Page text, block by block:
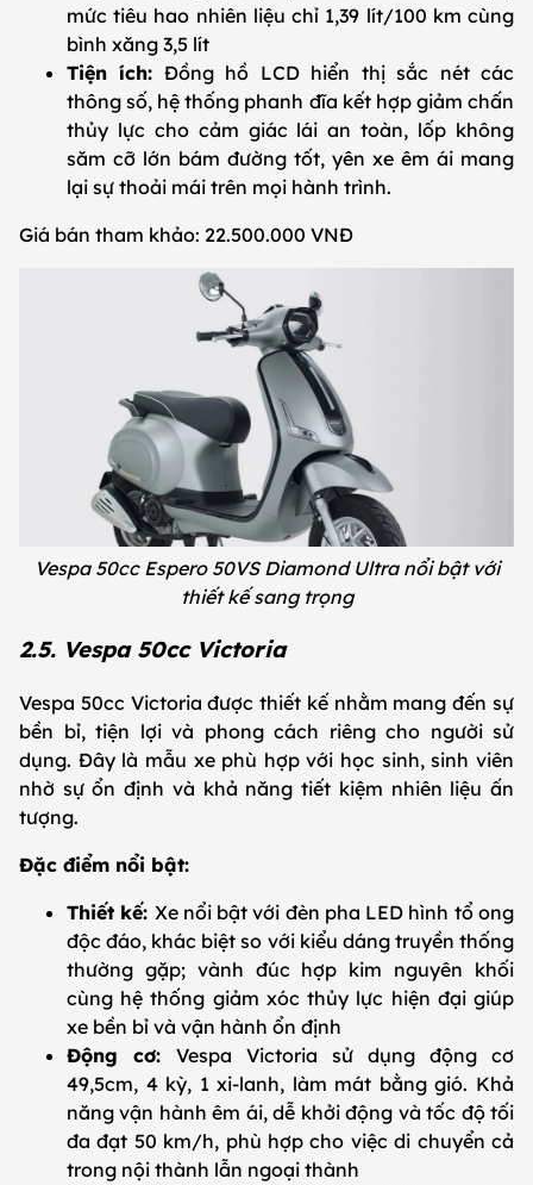
mức tiêu hao nhiên liệu chỉ 1,39 lít/100 km cùng
bình xăng 3,5 lít
Tiện ích: Đồng hồ LCD hiển thị sắc nét các
thông số, hệ thống phanh đĩa kết hợp giảm chấn
thủy lực cho cảm giác lái an toàn, lốp không
săm cỡ lớn bám đường tốt, yên xe êm ái mang
lại sự thoải mái trên mọi hành trình.
Giá bán tham khảo: 22.500.000 VNĐ
Vespa 50cc Espero 50VS Diamond Ultra nổi bật với
thiết kế sang trọng
2.5. Vespa 50cc Victoria
Vespa 50cc Victoria được thiết kế nhằm mang đến sự
bền bỉ, tiện lợi và phong cách riêng cho người sử
dụng. Đây là mẫu xe phù hợp với học sinh, sinh viên
nhờ sự ổn định và khả năng tiết kiệm nhiên liệu ấn
tượng.
Đặc điểm nổi bật:
Thiết kế: Xe nổi bật với đèn pha LED hình tổ ong
độc đáo, khác biệt so với kiểu dáng truyền thống
thường gặp; vành đúc hợp kim nguyên khối
cùng hệ thống giảm xóc thủy lực hiện đại giúp
xe bền bỉ và vận hành ổn định
Động cơ: Vespa Victoria sử dụng động cơ
49,5cm, 4 kỳ, 1 xi-lanh, làm mát bằng gió. Khả
năng vận hành êm ái, dễ khởi động và tốc độ tối
đa đạt 50 km/h, phù hợp cho việc di chuyển cả
trong nội thành lẫn ngoại thành